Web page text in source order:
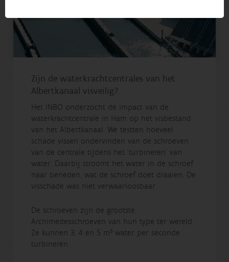
Zijn de waterkrachtcentrales van het
Albertkanaal visveilig?
Het INBO onderzocht de impact van de
waterkrachtcentrale in Ham op het visbestand
van het Albertkanaal. We testten hoeveel
schade vissen ondervinden van de schroeven
van de centrale tijdens het ‘turbineren’ van
water. Daarbij stroomt het water in de schroef
naar beneden, wat de schroef doet draaien. De
visschade was niet verwaarloosbaar.
De schroeven zijn de grootste
Archimedesschroeven van hun type ter wereld .
Ze kunnen 3, 4 en 5 m³ water per seconde
turbineren.